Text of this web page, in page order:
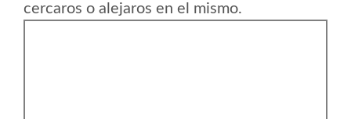
cercaros o alejaros en el mismo.